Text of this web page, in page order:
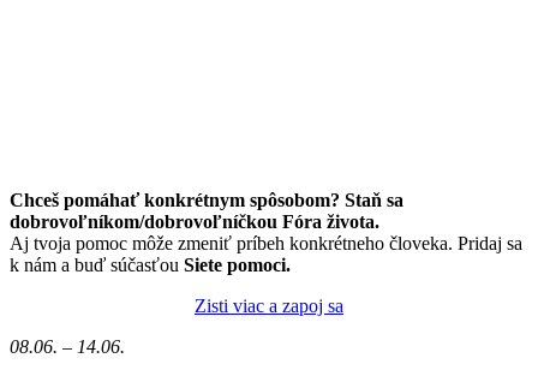
Chceš pomáhať konkrétnym spôsobom? Staň sa
dobrovoľníkom/dobrovoľníčkou Fóra života.
Aj tvoja pomoc môže zmeniť príbeh konkrétneho človeka. Pridaj sa
k nám a buď súčasťou Siete pomoci.
Zisti viac a zapoj sa
08.06. – 14.06.